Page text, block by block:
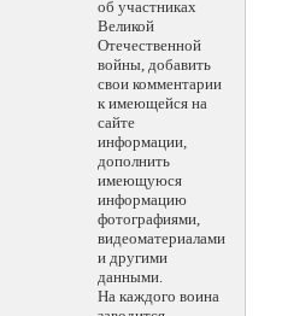
об участниках
Великой
Отечественной
войны, добавить
свои комментарии
к имеющейся на
сайте
информации,
дополнить
имеющуюся
информацию
фотографиями,
видеоматериалами
и другими
данными.
На каждого воина